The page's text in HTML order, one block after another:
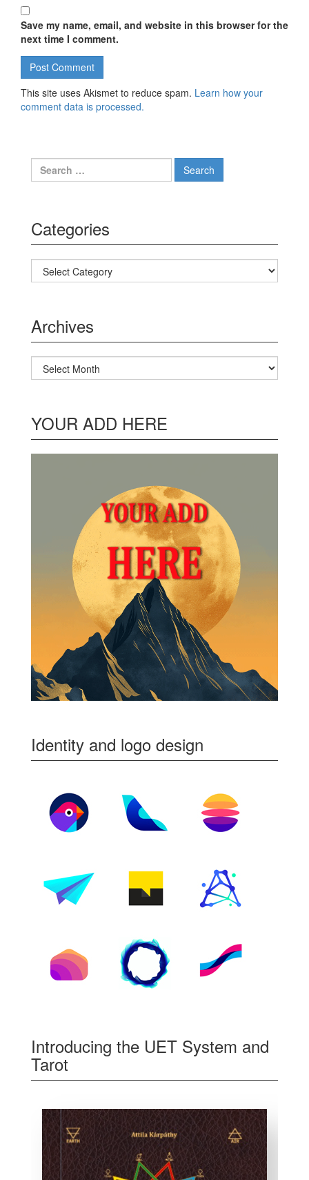
Save my name, email, and website in this browser for the
next time I comment.
This site uses Akismet to reduce spam. Learn how your
comment data is processed.
Search for:
Categories
Categories
Archives
Archives
YOUR ADD HERE
Identity and logo design
Introducing the UET System and
Tarot